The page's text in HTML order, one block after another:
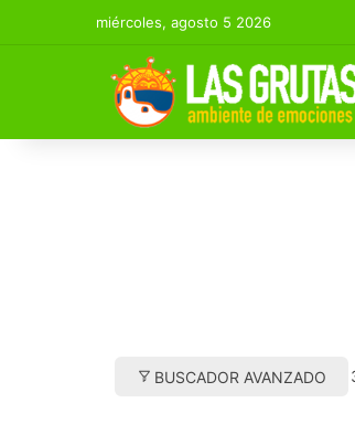
miércoles, agosto 5 2026
BUSCADOR AVANZADO